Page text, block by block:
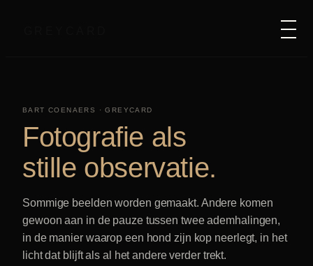
BART COENAERS · GREYCARD
Fotografie als
stille observatie.
Sommige beelden worden gemaakt. Andere komen
gewoon aan in de pauze tussen twee ademhalingen,
in de manier waarop een hond zijn kop neerlegt, in het
licht dat blijft als al het andere verder trekt.